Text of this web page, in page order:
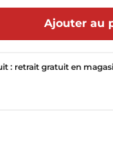
Ajouter au
: retrait gratuit en